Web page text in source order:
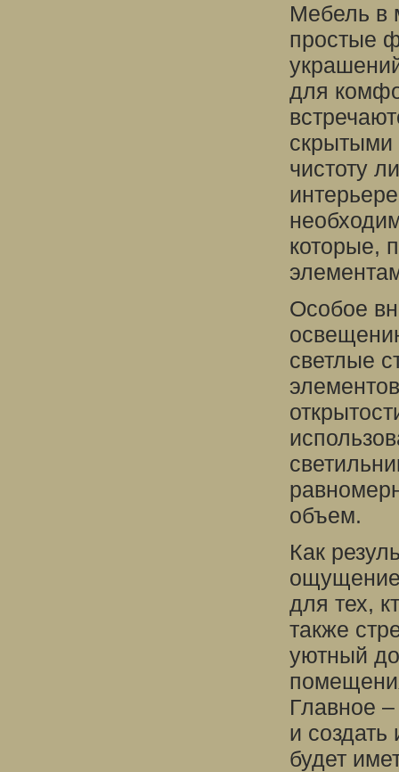
Мебель в
простые
для
скрытыми
чистоту
которые,
Особое
светлые
объем.
Как
ощущение
для тех,
также
уютный
Главное
и
будет